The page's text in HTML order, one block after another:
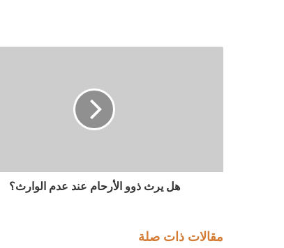
هل يرث ذوو الأرحام عند عدم الوارث؟
مقالات ذات صلة